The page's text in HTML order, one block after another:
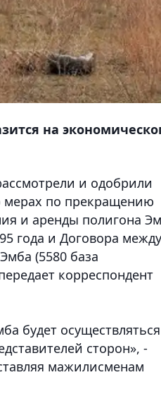
на
и одобрили
по прекращению
и аренды полигона
года и Договора между
(5580 база
корреспондент
будет осуществляться
сторон», -
мажилисменам